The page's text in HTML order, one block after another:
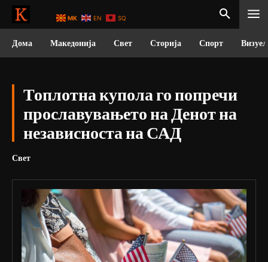
Дома Македонија Свет Сторија Спорт
Топлотна купола го попречи
прославувањето на Денот на
независноста на САД
Свет
MK EN SQ